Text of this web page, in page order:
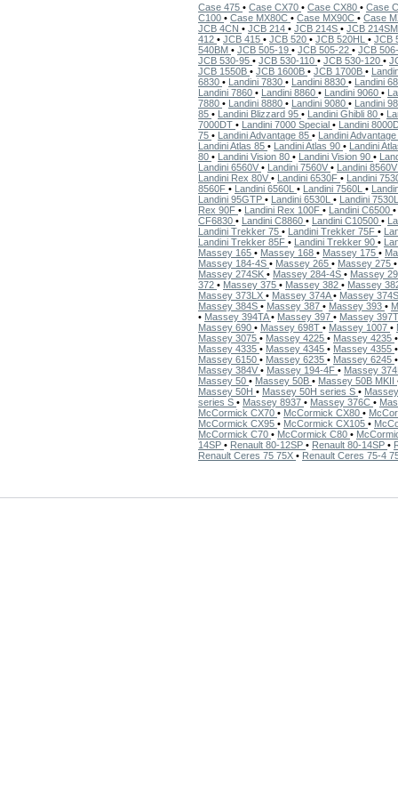
Case 475 • Case CX70 • Case CX80 • Case
C100 • Case MX80C • Case MX90C • Case
JCB 4CN • JCB 214 • JCB 214S • JCB
412 • JCB 415 • JCB 520 • JCB 520HL • JCB
540BM • JCB 505-19 • JCB 505-22 • JCB
JCB 530-95 • JCB 530-110 • JCB 530-120 •
JCB 1550B • JCB 1600B • JCB 1700B •
6830 • Landini 7830 • Landini 8830 •
Landini
Landini 7860 • Landini 8860 • Landini 9060 •
7880 • Landini 8880 • Landini 9080 •
Landini
85 • Landini Blizzard 95 • Landini Ghibli 80 •
7000DT • Landini 7000 Special •
Landini
75 • Landini Advantage 85 •
Landini
Landini Atlas 85 • Landini Atlas 90 •
Landini
80 • Landini Vision 80 • Landini Vision 90 •
Landini 6560V • Landini 7560V •
Landini
Landini Rex 80V • Landini 6530F •
Landini
8560F • Landini 6560L • Landini 7560L •
Landini 95GTP • Landini 6530L •
Landini
Rex 90F • Landini Rex 100F • Landini C6500 •
CF6830 • Landini C8860 • Landini C10500 •
Landini Trekker 75 • Landini Trekker 75F •
Landini Trekker 85F • Landini Trekker 90 •
Massey 165 • Massey 168 • Massey 175 •
Massey 184-4S • Massey 265 • Massey 275
Massey 274SK • Massey 284-4S • Massey
372 • Massey 375 • Massey 382 • Massey
Massey 373LX • Massey 374A• Massey
Massey 384S • Massey 387 • Massey 393 •
• Massey 394TA• Massey 397 • Massey
Massey 690 • Massey 698T • Massey 1007 •
Massey 3075 • Massey 4225 • Massey 4235
Massey 4335 • Massey 4345 • Massey 4355
Massey 6150 • Massey 6235 • Massey 6245
Massey 384V • Massey 194-4F • Massey
Massey 50 • Massey 50B • Massey 50B MKII
Massey 50H • Massey 50H series S •
series S • Massey 8937 • Massey 376C •
McCormick CX70 • McCormick CX80 •
McCormick CX95 • McCormick CX105 •
McCormick C70 • McCormick C80 •
14SP • Renault 80-12SP • Renault 80-14SP •
Renault Ceres 75 75X • Renault Ceres 75-4